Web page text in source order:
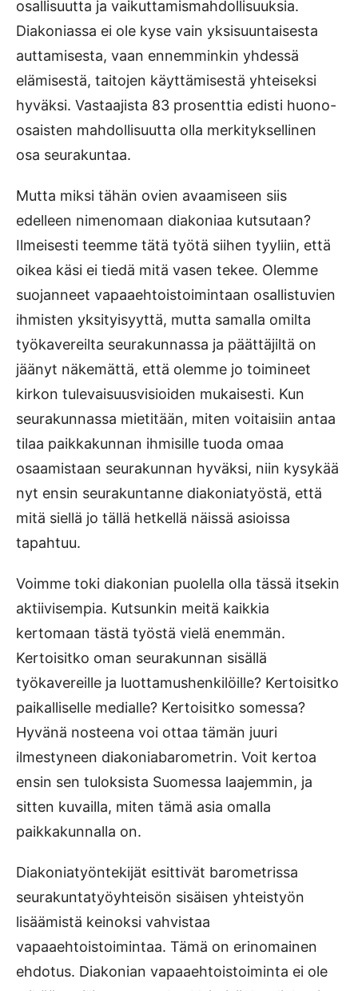
osallisuutta ja vaikuttamismahdollisuuksia.
Diakoniassa ei ole kyse vain yksisuuntaisesta
auttamisesta, vaan en­nemminkin yhdessä
elämisestä, taitojen käyttämisestä yhteiseksi
hyväksi. Vastaajista 83 prosenttia edisti huono-
osaisten mahdollisuutta olla merki­tyksellinen
osa seurakuntaa.
Mutta miksi tähän ovien avaamiseen siis
edelleen nimenomaan diakoniaa kutsutaan?
Ilmeisesti teemme tätä työtä siihen tyyliin, että
oikea käsi ei tiedä mitä vasen tekee. Olemme
suojanneet vapaaehtoistoimintaan osallistuvien
ihmisten yksityisyyttä, mutta samalla omilta
työkavereilta seurakunnassa ja päättäjiltä on
jäänyt näkemättä, että olemme jo toimineet
kirkon tulevaisuusvisioiden mukaisesti. Kun
seurakunnassa mietitään, miten voitaisiin antaa
tilaa paikkakunnan ihmisille tuoda omaa
osaamistaan seurakunnan hyväksi, niin kysykää
nyt ensin seurakuntanne diakoniatyöstä, että
mitä siellä jo tällä hetkellä näissä asioissa
tapahtuu.
Voimme toki diakonian puolella olla tässä itsekin
aktiivisempia. Kutsunkin meitä kaikkia
kertomaan tästä työstä vielä enemmän.
Kertoisitko oman seurakunnan sisällä
työkavereille ja luottamushenkilöille? Kertoisitko
paikalliselle medialle? Kertoisitko somessa?
Hyvänä nosteena voi ottaa tämän juuri
ilmestyneen diakoniabarometrin. Voit kertoa
ensin sen tuloksista Suomessa laajemmin, ja
sitten kuvailla, miten tämä asia omalla
paikkakunnalla on.
Diakoniatyöntekijät esittivät barometrissa
seurakuntatyöyhteisön sisäisen yhteistyön
lisäämistä keinoksi vahvistaa
vapaaehtoistoimintaa. Tämä on erinomainen
ehdotus. Diakonian vapaaehtoistoiminta ei ole